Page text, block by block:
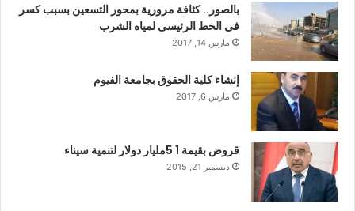
بالصور.. كثافة مرورية بمحور التسعين بسبب كسر
فى الخط الرئيسى لمياه الشرب
مارس 14, 2017
إنشاء كلية الحقوق بجامعة الفيوم
مارس 6, 2017
قروض بقيمة 1 5مليار دولار لتنمية سيناء
ديسمبر 21, 2015